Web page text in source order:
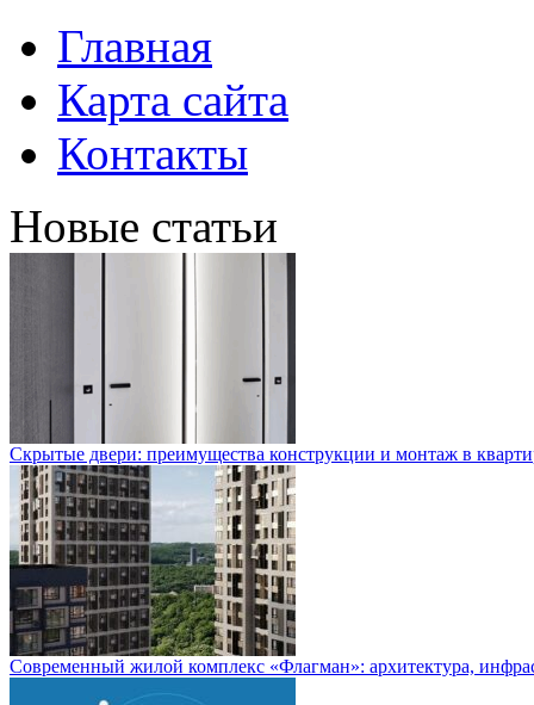
Главная
Карта сайта
Контакты
Новые статьи
Скрытые двери: преимущества конструкции и монтаж в
Современный жилой комплекс «Флагман»: архитектура,